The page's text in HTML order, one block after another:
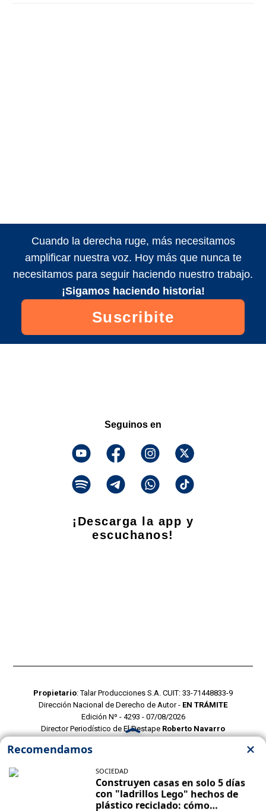
Cuando la derecha ruge, más necesitamos
amplificar nuestra voz. Hoy más que nunca te
necesitamos para seguir haciendo nuestro trabajo.
¡Sigamos haciendo historia!
Suscribite
Seguinos en
¡Descarga la app y
escuchanos!
Propietario: Talar Producciones S.A. CUIT: 33-71448833-9
Dirección Nacional de Derecho de Autor - EN TRÁMITE
Edición Nº - 4293 - 07/08/2026
Director Periodístico de El Destape Roberto Navarro
POLITICAS DE PRIVACIDAD
CONTACTO COMERCIAL
CONTACTO EDITORIAL